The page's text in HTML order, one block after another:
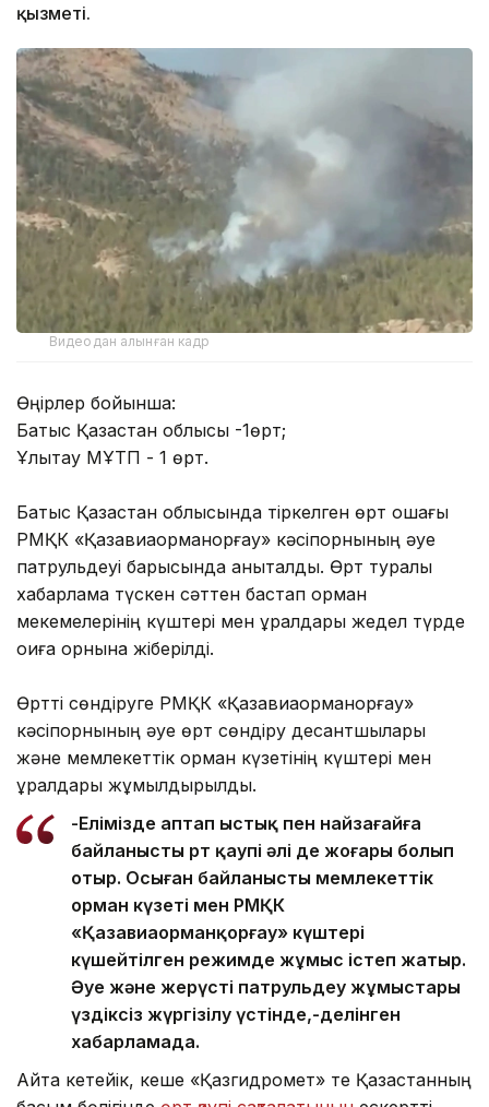
қызметі.
Видеодан алынған кадр
Өңірлер бойынша:
Батыс Қазақстан облысы -1өрт;
Ұлытау МҰТП - 1 өрт.
Батыс Қазақстан облысында тіркелген өрт ошағы
РМҚК «Қазавиаорманқорғау» кәсіпорнының әуе
патрульдеуі барысында анықталды. Өрт туралы
хабарлама түскен сәттен бастап орман
мекемелерінің күштері мен құралдары жедел түрде
оқиға орнына жіберілді.
Өртті сөндіруге РМҚК «Қазавиаорманқорғау»
кәсіпорнының әуе өрт сөндіру десантшылары
және мемлекеттік орман күзетінің күштері мен
құралдары жұмылдырылды.
-Елімізде аптап ыстық пен найзағайға
байланысты өрт қаупі әлі де жоғары болып
отыр. Осыған байланысты мемлекеттік
орман күзеті мен РМҚК
«Қазавиаорманқорғау» күштері
күшейтілген режимде жұмыс істеп жатыр.
Әуе және жерүсті патрульдеу жұмыстары
үздіксіз жүргізілу үстінде,-делінген
хабарламада.
Айта кетейік, кеше «Қазгидромет» те Қазақстанның